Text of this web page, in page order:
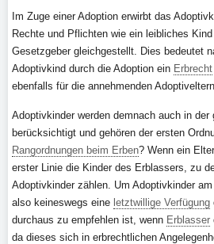
Im Zuge einer Adoption erwirbt das
Rechte und Pflichten wie ein leibliches
Gesetzgeber gleichgestellt. Dies bedeutet
Adoptivkind durch die Adoption ein Erbrecht
ebenfalls für die annehmenden
Adoptivkinder werden demnach auch in der
berücksichtigt und gehören der ersten
Rangordnungen beim Erben? Wenn ein
erster Linie die Kinder des Erblassers, zu
Adoptivkinder zählen. Um Adoptivkinder am
also keineswegs eine letztwillige Verfügung
durchaus zu empfehlen ist, wenn Erblasser
da dieses sich in erbrechtlichen